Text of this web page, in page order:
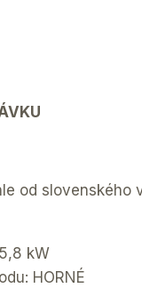
od slovenského
kW
HORNÉ